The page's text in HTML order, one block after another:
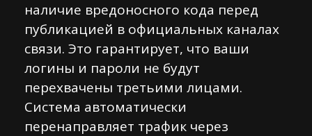
наличие вредоносного кода перед
публикацией в официальных каналах
связи. Это гарантирует, что ваши
логины и пароли не будут
перехвачены третьими лицами.
Система автоматически
перенаправляет трафик через